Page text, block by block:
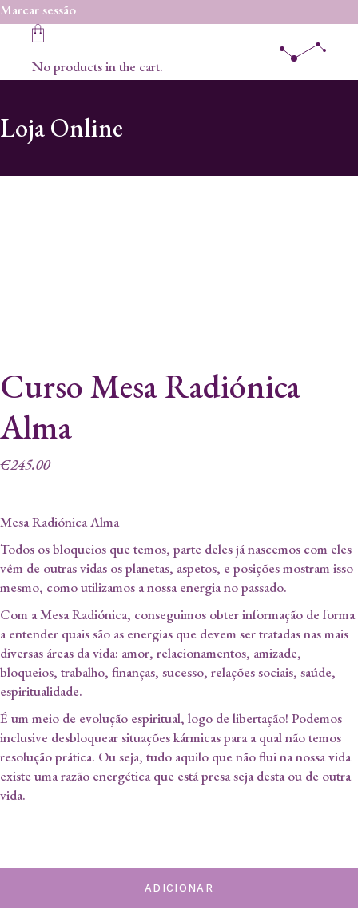
Skip
to
content
Marcar sessão
No products in the cart.
Loja Online
Curso Mesa Radiónica
Alma
€245.00
Mesa Radiónica Alma
Todos os bloqueios que temos, parte deles já nascemos com eles
vêm de outras vidas os planetas, aspetos, e posições mostram isso
mesmo, como utilizamos a nossa energia no passado.
Com a Mesa Radiónica, conseguimos obter informação de forma
a entender quais são as energias que devem ser tratadas nas mais
diversas áreas da vida: amor, relacionamentos, amizade,
bloqueios, trabalho, finanças, sucesso, relações sociais, saúde,
espiritualidade.
É um meio de evolução espiritual, logo de libertação! Podemos
inclusive desbloquear situações kármicas para a qual não temos
resolução prática. Ou seja, tudo aquilo que não flui na nossa vida
existe uma razão energética que está presa seja desta ou de outra
vida.
ADICIONAR